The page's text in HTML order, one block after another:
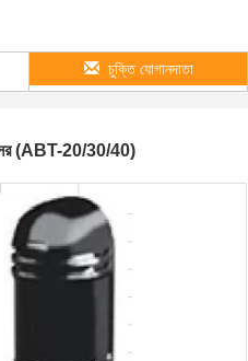
চুক্তি যোগানদাতা
(ABT-20/30/40)